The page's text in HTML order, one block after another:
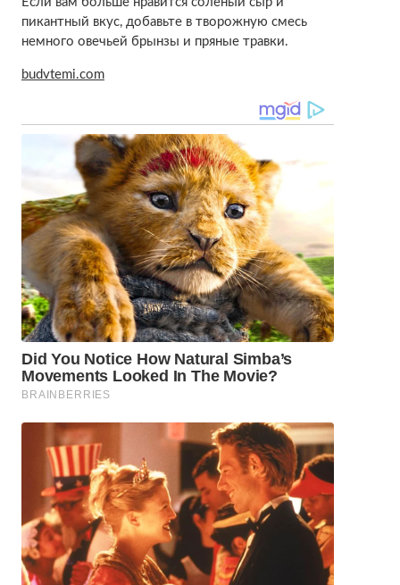
пикантный вкус, добавьте в творожную смесь
немного овечьей брынзы и пряные травки.
budvtemi.com